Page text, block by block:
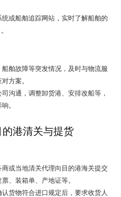
或船舶追踪网站，实时了解船舶的
舶故障等突发情况，及时与物流服
方案。
沟通，调整卸货港、安排改船等，
。
港清关与提货
或当地清关代理向目的港海关提交
、装箱单、产地证等。
货物符合进口规定后，要求收货人